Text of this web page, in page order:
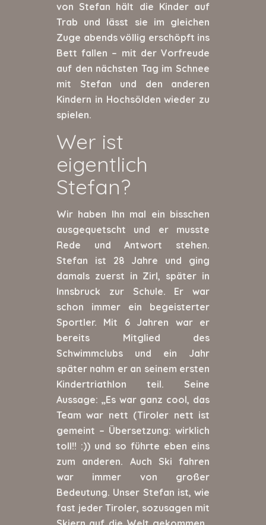
von Stefan hält die Kinder auf
Trab und lässt sie im gleichen
Zuge abends völlig erschöpft ins
Bett fallen – mit der Vorfreude
auf den nächsten Tag im Schnee
mit Stefan und den anderen
Kindern in Hochsölden wieder zu
spielen.
Wer ist
eigentlich
Stefan?
Wir haben Ihn mal ein bisschen
ausgequetscht und er musste
Rede und Antwort stehen.
Stefan ist 28 Jahre und ging
damals zuerst in Zirl, später in
Innsbruck zur Schule. Er war
schon immer ein begeisterter
Sportler. Mit 6 Jahren war er
bereits Mitglied des
Schwimmclubs und ein Jahr
später nahm er an seinem ersten
Kindertriathlon teil. Seine
Aussage: „Es war ganz cool, das
Team war nett (Tiroler nett ist
gemeint – Übersetzung: wirklich
toll!! :)) und so führte eben eins
zum anderen. Auch Ski fahren
war immer von großer
Bedeutung. Unser Stefan ist, wie
fast jeder Tiroler, sozusagen mit